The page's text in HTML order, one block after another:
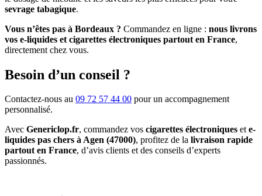
sevrage tabagique.
Vous n’êtes pas à Bordeaux ? Commandez en ligne : nous livrons
vos e-liquides et cigarettes électroniques partout en France,
directement chez vous.
Besoin d’un conseil ?
Contactez-nous au 09 72 57 44 00 pour un accompagnement
personnalisé.
Avec Genericlop.fr, commandez vos cigarettes électroniques ete-
liquides pas chers à Agen (47000), profitez de la livraison rapide
partout en France, d’avis clients et des conseils d’experts
passionnés.